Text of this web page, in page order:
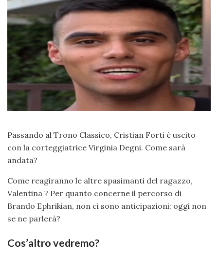
Passando al Trono Classico, Cristian Forti è uscito
con la corteggiatrice Virginia Degni. Come sarà
andata?
Come reagiranno le altre spasimanti del ragazzo,
Valentina ? Per quanto concerne il percorso di
Brando Ephrikian, non ci sono anticipazioni: oggi non
se ne parlerà?
Cos’altro vedremo?